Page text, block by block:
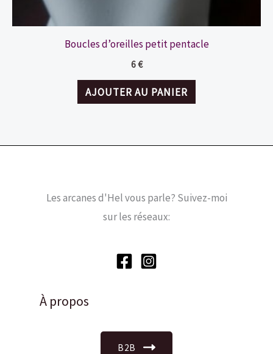
Boucles d’oreilles petit pentacle
6€
AJOUTER AU PANIER
Les arcanes d'Hel vous parle? Suivez-moi
sur les réseaux:
À propos
B2B